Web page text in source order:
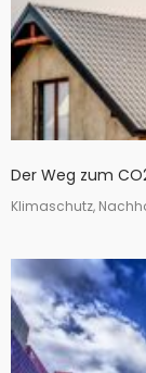
Der Weg zum
Klimaschutz,